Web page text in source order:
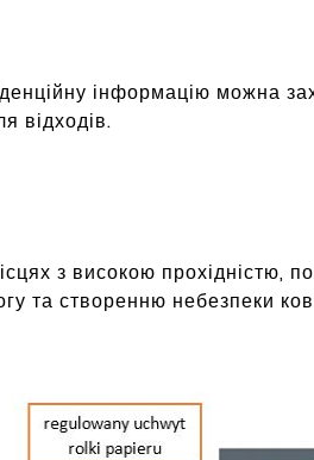
інформацію можна
відходів.
з високою прохідністю,
та створенню небезпеки